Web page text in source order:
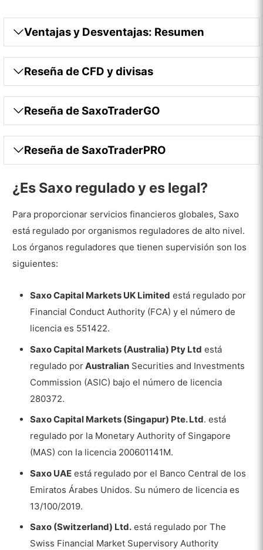
SaxoTraderPRO
encontrar en Saxo
Saxo SaxoStrats
Trading Social – Copy Trading
Contras
Servicio de atención al cliente
Servicio de Atención al Cliente
Investigación y Formación
Formación
Pros
Ventajas y Desventajas: Resumen
Reseña de CFD y divisas
Reseña de SaxoTraderGO
Reseña de SaxoTraderPRO
¿Es Saxo regulado y es legal?
Para proporcionar servicios financieros globales, Saxo
está regulado por organismos reguladores de alto nivel.
Los órganos reguladores que tienen supervisión son los
siguientes:
Saxo Capital Markets UK Limited está regulado por
Financial Conduct Authority (FCA) y el número de
licencia es 551422.
Saxo Capital Markets (Australia) Pty Ltd está
regulado porAustralian Securities and Investments
Commission (ASIC) bajo el número de licencia
280372.
Saxo Capital Markets (Singapur) Pte. Ltd. está
regulado por la Monetary Authority of Singapore
(MAS) con la licencia 200601141M.
Saxo UAE está regulado por el Banco Central de los
Emiratos Árabes Unidos. Su número de licencia es
13/100/2019.
Saxo (Switzerland) Ltd. está regulado por The
Swiss Financial Market Supervisory Authority